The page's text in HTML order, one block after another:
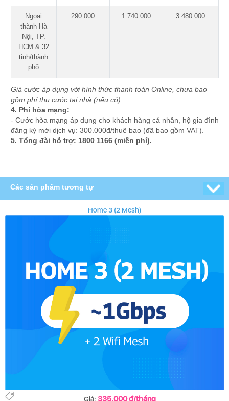
Ngoại
thành Hà
Nội, TP.
HCM & 32
tỉnh/thành
phố
290.000 1.740.000 3.480.000
Giá cước áp dụng với hình thức thanh toán Online, chưa bao
gồm phí thu cước tại nhà (nếu có).
4. Phí hòa mạng:
- Cước hòa mạng áp dụng cho khách hàng cá nhân, hộ gia đình
đăng ký mới dịch vụ: 300.000đ/thuê bao (đã bao gồm VAT).
5. Tổng đài hỗ trợ: 1800 1166 (miễn phí).
Các sản phẩm tương tự
Home 3 (2 Mesh)
Giá:335.000 đ/tháng